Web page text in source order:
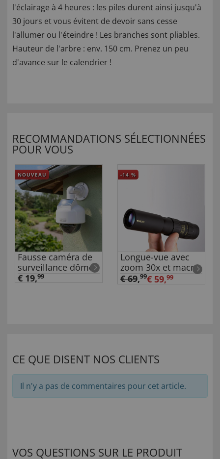
l'éclairage à 4 heures : les piles durent ainsi jusqu'à
30 jours et vous évitent de devoir sans cesse
l'allumer ou l'éteindre ! Les branches sont pliables.
Hauteur de l'arbre : env. 150 cm. Prenez un peu
d'avance sur le calendrier !
RECOMMANDATIONS SÉLECTIONNÉES
POUR VOUS
NOUVEAU
Fausse caméra de
surveillance dôme
€ 19,99
-14 %
Longue-vue avec
zoom 30x et macro
€ 69,99€ 59,99
CE QUE DISENT NOS CLIENTS
Il n'y a pas de commentaires pour cet article.
VOS QUESTIONS SUR LE PRODUIT